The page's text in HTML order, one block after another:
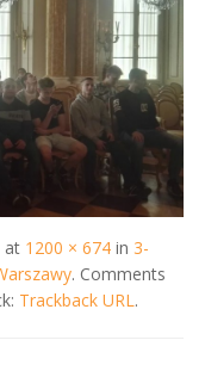
at 1200 × 674in 3-
. Comments
Trackback URL.